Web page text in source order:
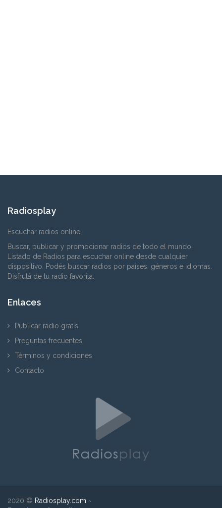
Radiosplay
Escuchar radios online
Buscar, publicar y promocionar radios de todo el mundo.
Listado de Radios para escuchar online desde cualquier
dispositivo. Podés buscar radios por países, géneros e idiomas.
Disfrutá de tu radio favorita.
Enlaces
Publicar radio gratis
Preguntas frecuentes
Términos y condiciones
Contacto
2020 © Radiosplay.com ~